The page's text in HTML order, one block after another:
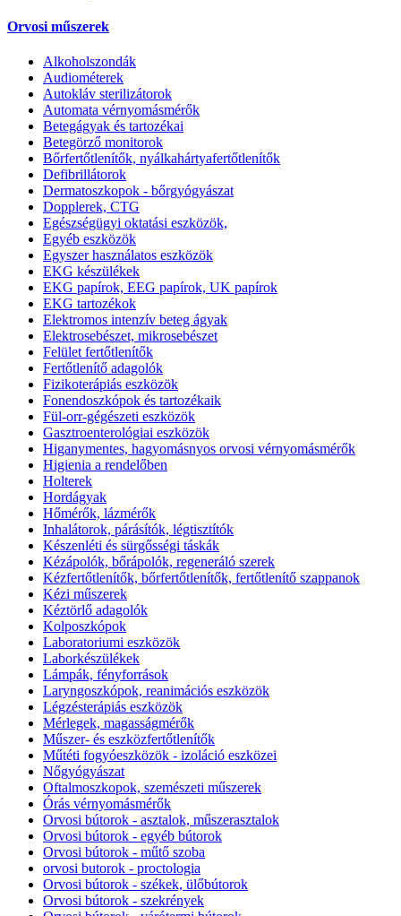
Orvosi műszerek
Alkoholszondák
Audiométerek
Autokláv sterilizátorok
Automata vérnyomásmérők
Betegágyak és tartozékai
Betegörző monitorok
Bőrfertőtlenítők, nyálkahártyafertőtlenítők
Defibrillátorok
Dermatoszkopok - bőrgyógyászat
Dopplerek, CTG
Egészségügyi oktatási eszközök,
Egyéb eszközök
Egyszer használatos eszközök
EKG készülékek
EKG papírok, EEG papírok, UK papírok
EKG tartozékok
Elektromos intenzív beteg ágyak
Elektrosebészet, mikrosebészet
Felület fertőtlenítők
Fertőtlenítő adagolók
Fizikoterápiás eszközök
Fonendoszkópok és tartozékaik
Fül-orr-gégészeti eszközök
Gasztroenterológiai eszközök
Higanymentes, hagyomásnyos orvosi vérnyomásmérők
Higienia a rendelőben
Holterek
Hordágyak
Hőmérők, lázmérők
Inhalátorok, párásítók, légtisztítók
Készenléti és sürgősségi táskák
Kézápolók, bőrápolók, regeneráló szerek
Kézfertőtlenítők, bőrfertőtlenítők, fertőtlenítő szappanok
Kézi műszerek
Kéztörlő adagolók
Kolposzkópok
Laboratoriumi eszközök
Laborkészülékek
Lámpák, fényforrások
Laryngoszkópok, reanimációs eszközök
Légzésterápiás eszközök
Mérlegek, magasságmérők
Műszer- és eszközfertőtlenítők
Műtéti fogyóeszközök - izoláció eszközei
Nőgyógyászat
Oftalmoszkopok, szemészeti műszerek
Órás vérnyomásmérők
Orvosi bútorok - asztalok, műszerasztalok
Orvosi bútorok - egyéb bútorok
Orvosi bútorok - műtő szoba
orvosi butorok - proctologia
Orvosi bútorok - székek, ülőbútorok
Orvosi bútorok - szekrények